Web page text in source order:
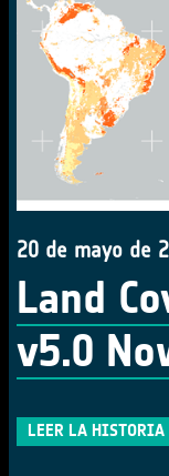
20 de mayo de
Land
v5.0
LEER LA HISTORIA